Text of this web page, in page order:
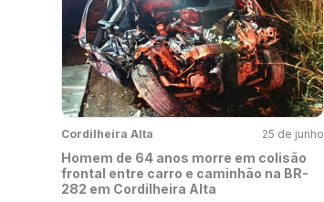
Cordilheira Alta 25 de junho
Homem de 64 anos morre em colisão
frontal entre carro e caminhão na BR-
282 em Cordilheira Alta